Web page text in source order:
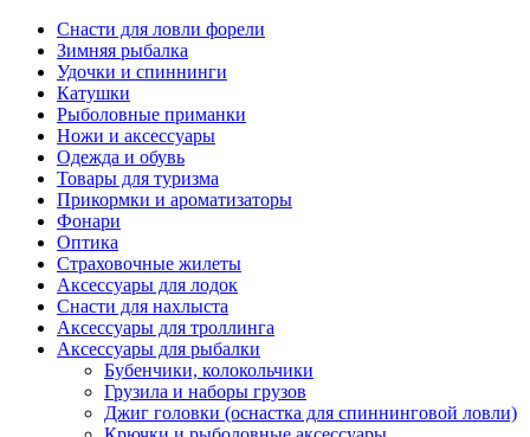
Снасти для ловли форели
Зимняя рыбалка
Удочки и спиннинги
Катушки
Рыболовные приманки
Ножи и аксессуары
Одежда и обувь
Товары для туризма
Прикормки и ароматизаторы
Фонари
Оптика
Страховочные жилеты
Аксессуары для лодок
Снасти для нахлыста
Аксессуары для троллинга
Аксессуары для рыбалки
Бубенчики, колокольчики
Грузила и наборы грузов
Джиг головки (оснастка для спиннинговой ловли)